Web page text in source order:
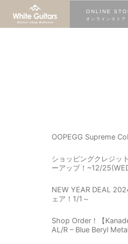
ONLINE
オンラインストア
OOPEGG Supreme
ショッピングクレジッ
ーアップ！~12/
NEW YEAR DEAL
ェア！1/1～
Shop Order！【
AL/R – Blue Beryl